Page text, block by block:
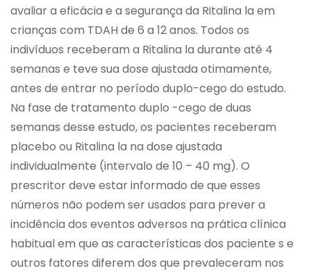
avaliar a eficácia e a segurança da Ritalina la em
crianças com TDAH de 6 a 12 anos. Todos os
indivíduos receberam a Ritalina la durante até 4
semanas e teve sua dose ajustada otimamente,
antes de entrar no período duplo-cego do estudo.
Na fase de tratamento duplo -cego de duas
semanas desse estudo, os pacientes receberam
placebo ou Ritalina la na dose ajustada
individualmente (intervalo de 10 – 40 mg). O
prescritor deve estar informado de que esses
números não podem ser usados para prever a
incidência dos eventos adversos na prática clínica
habitual em que as características dos paciente s e
outros fatores diferem dos que prevaleceram nos